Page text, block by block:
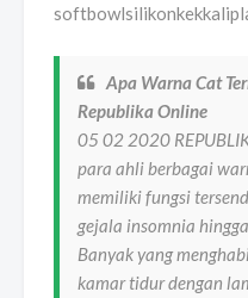
Apa Warna Cat
Republika Online
05 02 2020
para ahli berbagai
memiliki fungsi
gejala insomnia
Banyak yang
kamar tidur dengan